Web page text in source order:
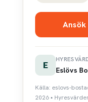
E Eslövs
Källa: eslovs-
2026 •